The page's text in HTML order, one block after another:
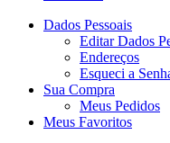
Dados Pessoais
Editar Dados
Endereços
Esqueci a
Sua Compra
Meus Pedidos
Meus Favoritos